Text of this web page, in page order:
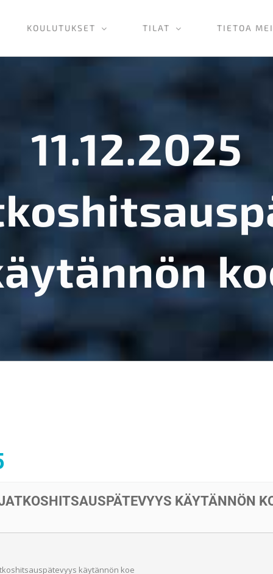
KOULUTUKSET TILAT TIETOA
11.12.2025
KÄYTÄNNÖN
käytännön koe